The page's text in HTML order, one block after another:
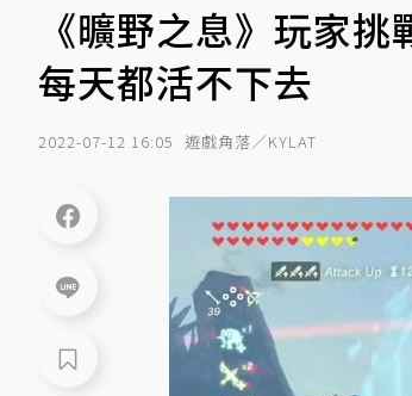
《曠野之息》玩家
每天都活不下去
2022-07-12 16:05 遊戲角落／KYLAT